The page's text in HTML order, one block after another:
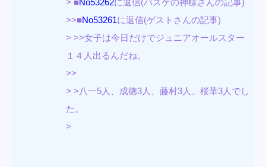
>>■No53261に返信(ゲストさんの記事)
> >>女子は今日だけでジュニアオールスター
１４人出るんだね。
>>
> >八一5人、成徳3人、藤村3人、桜華3人でし
た。
>